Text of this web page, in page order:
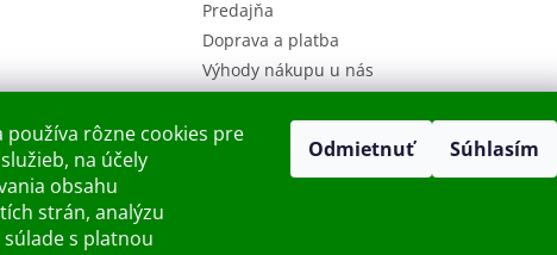
používa rôzne cookies pre
na účely
obsahu
strán, analýzu
s platnou
Odmietnuť Súhlasím
Predajňa
Doprava a platba
Výhody nákupu u nás
Obchodné podmienky
Ochrana osobných údajov
Náš príbeh